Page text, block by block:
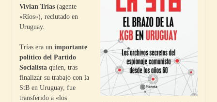
Vivian Trías (agente
«Ríos»), reclutado en
Uruguay.
Trías era un importante
político del Partido
Socialista quien, tras
finalizar su trabajo con la
StB en Uruguay, fue
transferido a «los